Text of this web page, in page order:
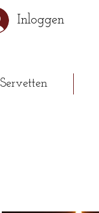
Inloggen
Servetten